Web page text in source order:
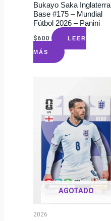
Bukayo Saka Inglaterra
Base #175 – Mundial
Fútbol 2026 – Panini
$600 LEER
MÁS
AGOTADO
2026